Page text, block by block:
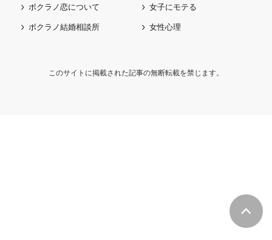
ボクラノ恋について
ボクラノ結婚相談所
女子にモテる
女性心理
このサイトに掲載された記事の無断転載を禁じます。